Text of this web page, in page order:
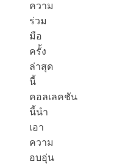
ความ
ร่วม
มือ
ครั้ง
ล่าสุด
นี้
คอลเลคชัน
นี้นำ
เอา
ความ
อบอุ่น